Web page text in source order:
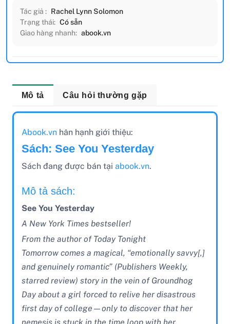
Tác giả : Rachel Lynn Solomon
Trạng thái: Có sẵn
Giao hàng nhanh: abook.vn
Mô tả Câu hỏi thường gặp
Abook.vnhân hạnh giới thiệu:
Sách: See You Yesterday
Sách đang được bán tại abook.vn.
Mô tả sách:
See You Yesterday
A New York Times bestseller!
From the author of Today Tonight
Tomorrow comes a magical, “emotionally savvy[,]
and genuinely romantic” (Publishers Weekly,
starred review) story in the vein of Groundhog
Day about a girl forced to relive her disastrous
first day of college—only to discover that her